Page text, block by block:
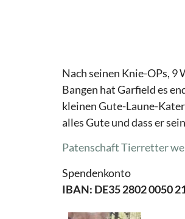
Nach seinen Knie-OPs,
Bangen hat Garfield es
kleinen Gute-Laune-
alles Gute und dass er
Patenschaft Tierretter
Spendenkonto
IBAN: DE35 2802 0050